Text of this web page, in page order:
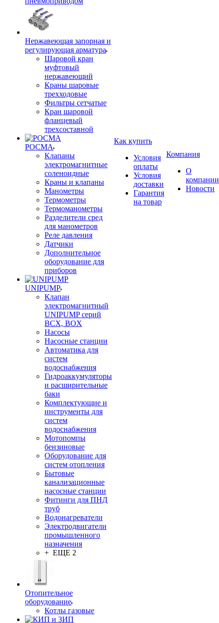
Нержавеющая запорная и
регулирующая арматура
Шаровой кран
муфтовый
нержавеющий
Краны шаровые
трехходовые
Фильтры сетчатые
Кран шаровой
фланцевый
трехсоставной
РОСМА
Клапаны
электромагнитные
соленоидные
Краны и клапаны
Манометры
Термометры
Термоманометры
Разделители сред
для манометров
Реле давления
Датчики
Дополнительное
оборудование для
приборов
UNIPUMP
Клапан
электромагнитный
UNIPUMP серий
BCX, BOX
Насосы
Насосные станции
Автоматика для
систем
водоснабжения
Гидроаккумуляторы
и расширительные
баки
Комплектующие и
инструменты для
систем
водоснабжения
Мотопомпы
бензиновые
Оборудование для
систем отопления
Бытовые
канализационные
насосные станции
Фитинги для ПНД
труб
Водонагреватели
Электродвигатели
промышленного
назначения
+ ЕЩЕ 2
Отопительное
оборудование
Котлы газовые
Как купить
Условия
оплаты
Условия
доставки
Гарантия
на товар
Компания
О
компании
Новости